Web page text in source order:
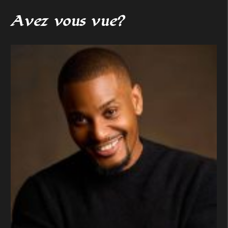
Avez vous vue?